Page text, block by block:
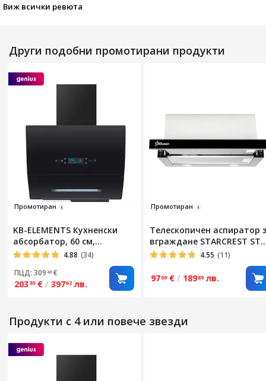
Виж всички ревюта
Други подобни промотирани продукти
Промотиран
KB-ELEMENTS Кухненски
абсорбатор, 60 см,
Мощност 650 м³/ч, Извит, 3
активен въглен,
Автоматично почистване,
Клас A
4.88 (34)
ПЦД: 309 48 €
20330 € / 39762 лв.
Промотиран
Телескопичен аспиратор
вграждане STARCREST
550BK, Всмукателна
мотор, 2 степени на
мощност, 60 см, Черен
4.55 (11)
9709 € / 18989 лв.
Продукти с 4 или повече звезди